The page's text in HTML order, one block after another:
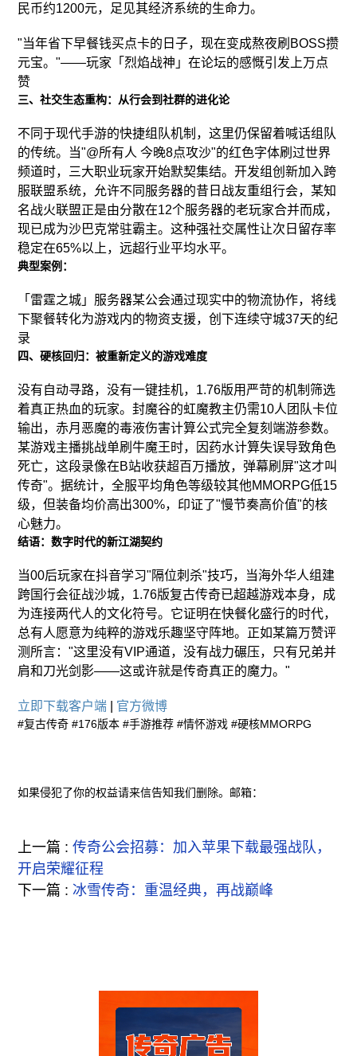
民币约1200元，足见其经济系统的生命力。
"当年省下早餐钱买点卡的日子，现在变成熬夜刷BOSS攒
元宝。"——玩家「烈焰战神」在论坛的感慨引发上万点
赞
三、社交生态重构：从行会到社群的进化论
不同于现代手游的快捷组队机制，这里仍保留着喊话组队
的传统。当"@所有人 今晚8点攻沙"的红色字体刷过世界
频道时，三大职业玩家开始默契集结。开发组创新加入跨
服联盟系统，允许不同服务器的昔日战友重组行会，某知
名战火联盟正是由分散在12个服务器的老玩家合并而成，
现已成为沙巴克常驻霸主。这种强社交属性让次日留存率
稳定在65%以上，远超行业平均水平。
典型案例：
「雷霆之城」服务器某公会通过现实中的物流协作，将线
下聚餐转化为游戏内的物资支援，创下连续守城37天的纪
录
四、硬核回归：被重新定义的游戏难度
没有自动寻路，没有一键挂机，1.76版用严苛的机制筛选
着真正热血的玩家。封魔谷的虹魔教主仍需10人团队卡位
输出，赤月恶魔的毒液伤害计算公式完全复刻端游参数。
某游戏主播挑战单刷牛魔王时，因药水计算失误导致角色
死亡，这段录像在B站收获超百万播放，弹幕刷屏"这才叫
传奇"。据统计，全服平均角色等级较其他MMORPG低15
级，但装备均价高出300%，印证了"慢节奏高价值"的核
心魅力。
结语：数字时代的新江湖契约
当00后玩家在抖音学习"隔位刺杀"技巧，当海外华人组建
跨国行会征战沙城，1.76版复古传奇已超越游戏本身，成
为连接两代人的文化符号。它证明在快餐化盛行的时代，
总有人愿意为纯粹的游戏乐趣坚守阵地。正如某篇万赞评
测所言："这里没有VIP通道，没有战力碾压，只有兄弟并
肩和刀光剑影——这或许就是传奇真正的魔力。"
立即下载客户端 官方微博
#复古传奇 #176版本 #手游推荐 #情怀游戏 #硬核MMORPG
如果侵犯了你的权益请来信告知我们删除。邮箱：
上一篇 :传奇公会招募：加入苹果下载最强战队，
开启荣耀征程
下一篇 : 冰雪传奇：重温经典，再战巅峰